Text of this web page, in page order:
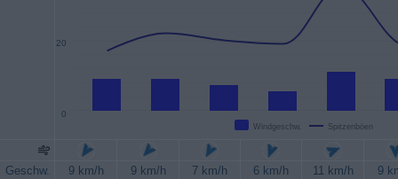
Windgeschw. Spitzenböen
0
20
Geschw. 9 km/h 9 km/h 7 km/h 6 km/h 11 km/h
9